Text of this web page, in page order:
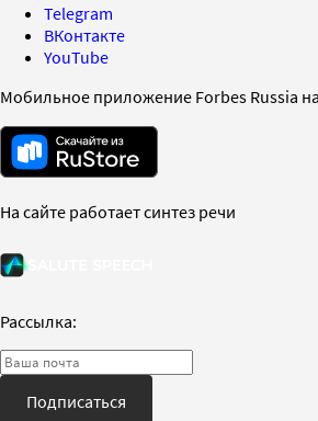
Telegram
ВКонтакте
YouTube
Мобильное приложение Forbes Russia
На сайте работает синтез речи
Рассылка:
Подписаться